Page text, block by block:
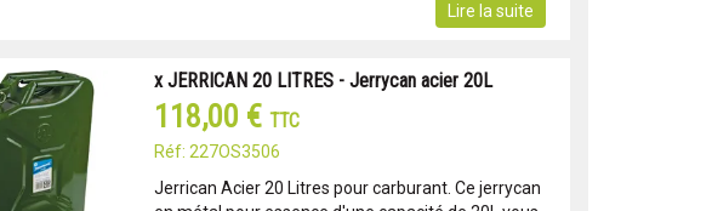
Lire la suite
x JERRICAN 20 LITRES - Jerrycan acier 20L
118,00 € TTC
Réf: 227OS3506
Jerrican Acier 20 Litres pour carburant. Ce jerrycan